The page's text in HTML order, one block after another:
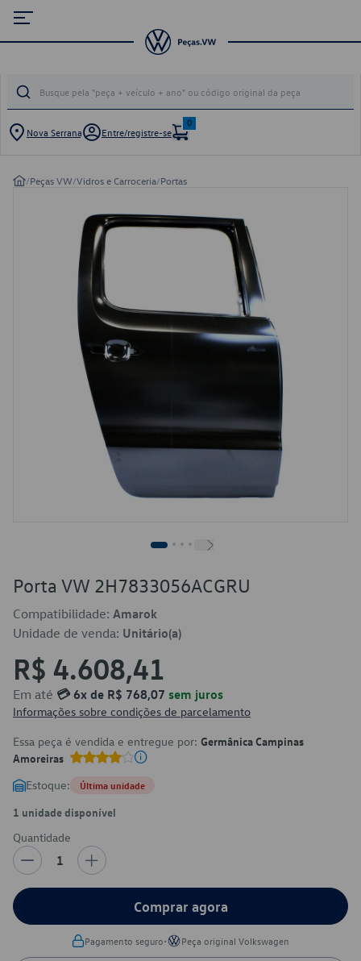
Nova Serrana Entre/registre-se
0
/Peças VW/Vidros e Carroceria/Portas
Porta VW 2H7833056ACGRU
Compatibilidade: Amarok
Unidade de venda: Unitário(a)
R$ 4.608,41
Em até 💳 6x de R$ 768,07 sem juros
Informações sobre condições de parcelamento
Essa peça é vendida e entregue por: Germânica Campinas
Amoreiras
Estoque: Última unidade
1 unidade disponível
Quantidade
1
Comprar agora
Pagamento seguro• Peça original Volkswagen